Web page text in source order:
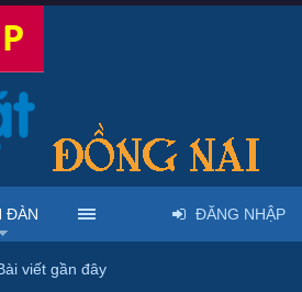
vặt tổng hợp - Uy tín - Miễn phí
ĐÀN
viết gần đây
ĐĂNG NHẬP